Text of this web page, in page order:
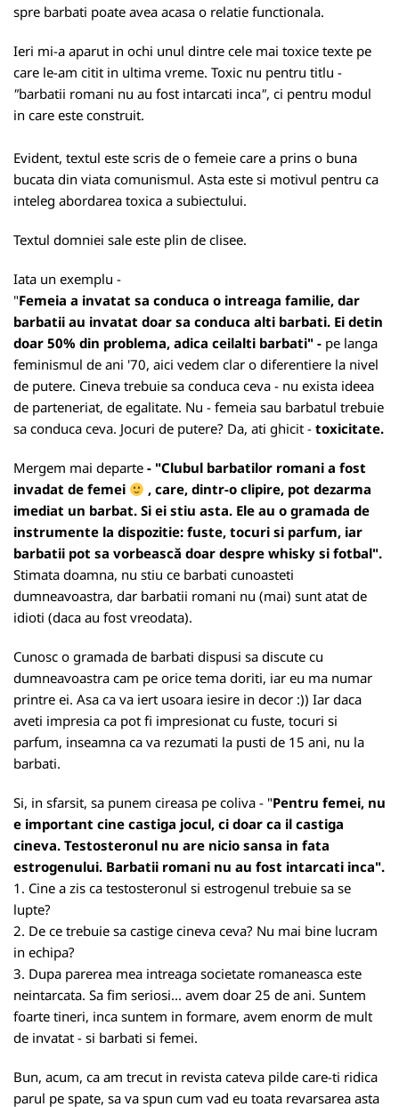
spre barbati poate avea acasa o relatie functionala.
Ieri mi-a aparut in ochi unul dintre cele mai toxice texte pe
care le-am citit in ultima vreme. Toxic nu pentru titlu -
"barbatii romani nu au fost intarcati inca", ci pentru modul
in care este construit.
Evident, textul este scris de o femeie care a prins o buna
bucata din viata comunismul. Asta este si motivul pentru ca
inteleg abordarea toxica a subiectului.
Textul domniei sale este plin de clisee.
Iata un exemplu -
"Femeia a invatat sa conduca o intreaga familie, dar
barbatii au invatat doar sa conduca alti barbati. Ei detin
doar 50% din problema, adica ceilalti barbati" - pe langa
feminismul de ani '70, aici vedem clar o diferentiere la nivel
de putere. Cineva trebuie sa conduca ceva - nu exista ideea
de parteneriat, de egalitate. Nu - femeia sau barbatul trebuie
sa conduca ceva. Jocuri de putere? Da, ati ghicit - toxicitate.
Mergem mai departe - "Clubul barbatilor romani a fost
invadat de femei
, care, dintr-o clipire, pot dezarma
imediat un barbat. Si ei stiu asta. Ele au o gramada de
instrumente la dispozitie: fuste, tocuri si parfum, iar
barbatii pot sa vorbească doar despre whisky si fotbal".
Stimata doamna, nu stiu ce barbati cunoasteti
dumneavoastra, dar barbatii romani nu (mai) sunt atat de
idioti (daca au fost vreodata).
Cunosc o gramada de barbati dispusi sa discute cu
dumneavoastra cam pe orice tema doriti, iar eu ma numar
printre ei. Asa ca va iert usoara iesire in decor :)) Iar daca
aveti impresia ca pot fi impresionat cu fuste, tocuri si
parfum, inseamna ca va rezumati la pusti de 15 ani, nu la
barbati.
Si, in sfarsit, sa punem cireasa pe coliva - "Pentru femei, nu
e important cine castiga jocul, ci doar ca il castiga
cineva. Testosteronul nu are nicio sansa in fata
estrogenului. Barbatii romani nu au fost intarcati inca".
1. Cine a zis ca testosteronul si estrogenul trebuie sa se
lupte?
2. De ce trebuie sa castige cineva ceva? Nu mai bine lucram
in echipa?
3. Dupa parerea mea intreaga societate romaneasca este
neintarcata. Sa fim seriosi... avem doar 25 de ani. Suntem
foarte tineri, inca suntem in formare, avem enorm de mult
de invatat - si barbati si femei.
Bun, acum, ca am trecut in revista cateva pilde care-ti ridica
parul pe spate, sa va spun cum vad eu toata revarsarea asta